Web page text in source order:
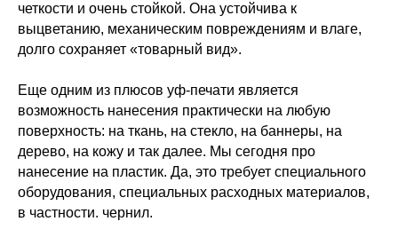
четкости и очень стойкой. Она устойчива к
выцветанию, механическим повреждениям и влаге,
долго сохраняет «товарный вид».
Еще одним из плюсов уф-печати является
возможность нанесения практически на любую
поверхность: на ткань, на стекло, на баннеры, на
дерево, на кожу и так далее. Мы сегодня про
нанесение на пластик. Да, это требует специального
оборудования, специальных расходных материалов,
в частности. чернил.